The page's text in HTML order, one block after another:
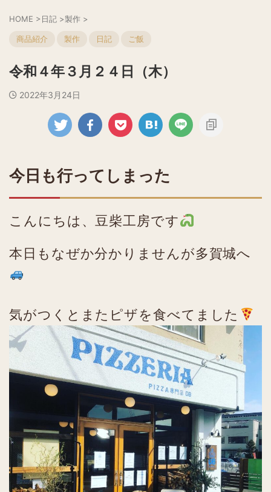
HOME >日記 >製作 >
商品紹介 製作 日記 ご飯
令和４年３月２４日（木）
2022年3月24日
今日も行ってしまった
こんにちは、豆柴工房です
本日もなぜか分かりませんが多賀城へ
気がつくとまたピザを食べてました